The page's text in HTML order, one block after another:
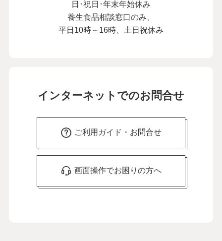
日･祝日･年末年始休み
養生食品相談窓口のみ、
平日10時～16時、土日祝休み
インターネットでのお問合せ
ご利用ガイド・お問合せ
画面操作でお困りの方へ